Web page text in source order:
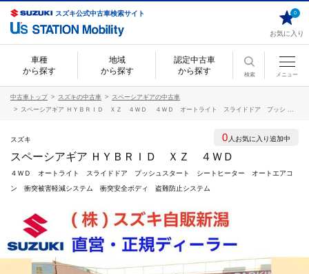
スズキ公式中古車検索サイト
お気に入り
0
車種
から探す
地域
から探す
認定中古車
から探す
検索 メニュー
中古車トップ スズキの中古車
スペーシアギアの中古車
スペーシアギア ＨＹＢＲＩＤ ＸＺ ４ＷＤ ４ＷＤ オートライト スライドドア プッシ ...
スズキ
スペーシアギア ＨＹＢＲＩＤ ＸＺ ４ＷＤ
４ＷＤ オートライト スライドドア プッシュスタート シートヒーター オートエアコ
ン 衝突被害軽減システム 衝突安全ボディ 盗難防止システム
0 人お気に入り追加中